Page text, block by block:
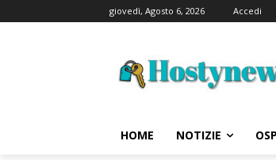
giovedì, Agosto 6, 2026 Accedi
HOME NOTIZIE